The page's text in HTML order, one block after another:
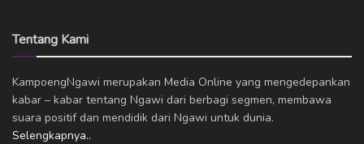
Tentang Kami
KampoengNgawi merupakan Media Online yang mengedepankan
kabar – kabar tentang Ngawi dari berbagi segmen, membawa
suara positif dan mendidik dari Ngawi untuk dunia.
Selengkapnya..